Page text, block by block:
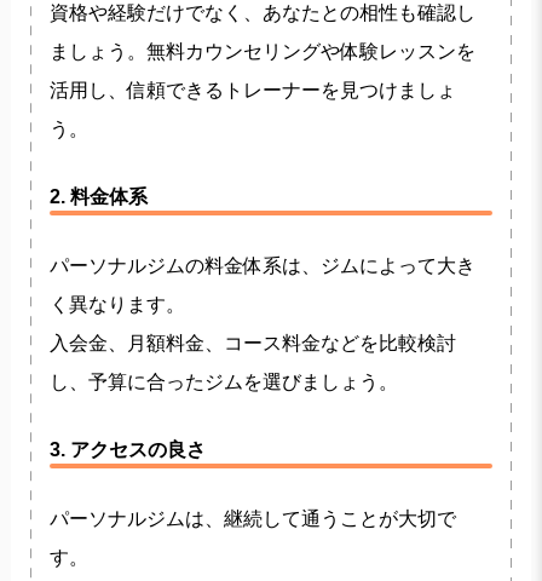
資格や経験だけでなく、あなたとの相性も確認し
ましょう。無料カウンセリングや体験レッスンを
活用し、信頼できるトレーナーを見つけましょ
う。
2. 料金体系
パーソナルジムの料金体系は、ジムによって大き
く異なります。
入会金、月額料金、コース料金などを比較検討
し、予算に合ったジムを選びましょう。
3. アクセスの良さ
パーソナルジムは、継続して通うことが大切で
す。